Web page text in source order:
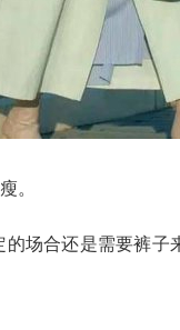
。
合还是需要裤子